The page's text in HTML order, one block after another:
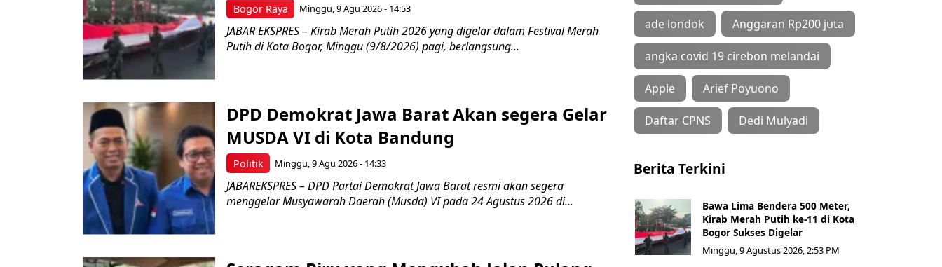
Bogor Raya Minggu, 9 Agu 2026 - 14:53
JABAR EKSPRES – Kirab Merah Putih 2026 yang digelar dalam Festival Merah
Putih di Kota Bogor, Minggu (9/8/2026) pagi, berlangsung...
Politik
DPD Demokrat Jawa Barat Akan segera Gelar
MUSDA VI di Kota Bandung
Minggu, 9 Agu 2026 - 14:33
JABAREKSPRES – DPD Partai Demokrat Jawa Barat resmi akan segera
menggelar Musyawarah Daerah (Musda) VI pada 24 Agustus 2026 di...
ade londok Anggaran Rp200 juta
angka covid 19 cirebon melandai
Apple Arief Poyuono
Daftar CPNS Dedi Mulyadi
Berita Terkini
Bawa Lima Bendera 500 Meter,
Kirab Merah Putih ke-11 di Kota
Bogor Sukses Digelar
Minggu, 9 Agustus 2026, 2:53 PM